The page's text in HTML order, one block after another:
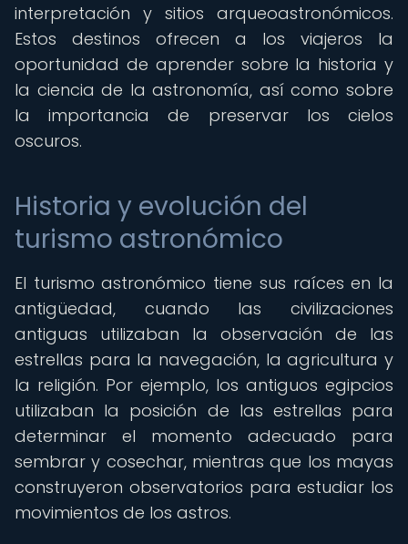
interpretación y sitios arqueoastronómicos.
Estos destinos ofrecen a los viajeros la
oportunidad de aprender sobre la historia y
la ciencia de la astronomía, así como sobre
la importancia de preservar los cielos
oscuros.
Historia y evolución del
turismo astronómico
El turismo astronómico tiene sus raíces en la
antigüedad, cuando las civilizaciones
antiguas utilizaban la observación de las
estrellas para la navegación, la agricultura y
la religión. Por ejemplo, los antiguos egipcios
utilizaban la posición de las estrellas para
determinar el momento adecuado para
sembrar y cosechar, mientras que los mayas
construyeron observatorios para estudiar los
movimientos de los astros.